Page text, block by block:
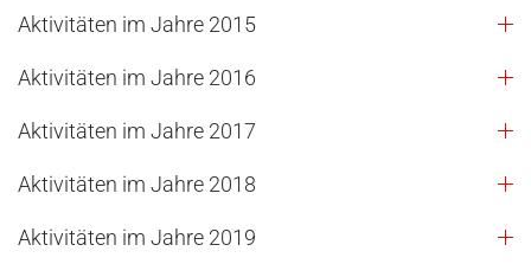
Aktivitäten im Jahre 2015
Aktivitäten im Jahre 2016
Aktivitäten im Jahre 2017
Aktivitäten im Jahre 2018
Aktivitäten im Jahre 2019